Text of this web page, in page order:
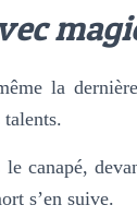
la
canapé,
s’en suive.